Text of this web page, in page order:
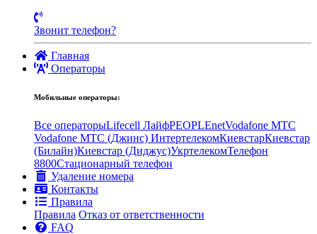
Звонит телефон?
Главная
Операторы
Мобильные операторы:
Все операторыLifecell ЛайфPEOPLEnetVodafone MTC
Vodafone МТС (Джинс) ИнтертелекомКиевстарКиевстар
(Билайн)Киевстар (Диджус)УкртелекомТелефон
8800Стационарный телефон
Удаление номера
Контакты
Правила
Правила Отказ от ответственности
FAQ